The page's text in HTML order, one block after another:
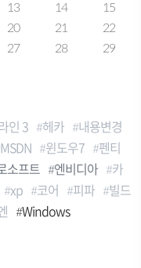
13 14
15
20 21
22
27 28
29
인 3 헤카
내용변경
MSDN 윈도우7
펜티
소프트 엔비디아
카
xp 코어 피파
빌드
Windows